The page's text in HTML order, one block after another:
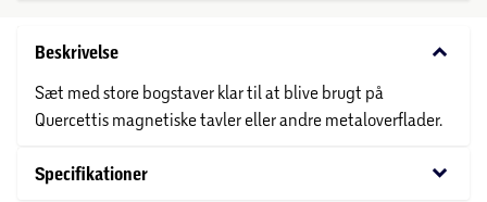
Beskrivelse keyboard_arrow_down
Sæt med store bogstaver klar til at blive brugt på
Quercettis magnetiske tavler eller andre metaloverflader.
Specifikationer keyboard_arrow_down